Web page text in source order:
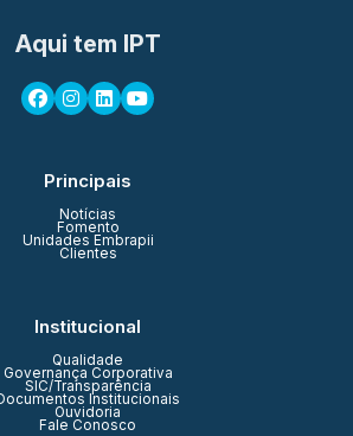
Aqui tem IPT
Principais
Notícias
Fomento
Unidades Embrapii
Clientes
Institucional
Qualidade
Governança Corporativa
SIC/Transparência
Institucionais
Ouvidoria
Fale Conosco